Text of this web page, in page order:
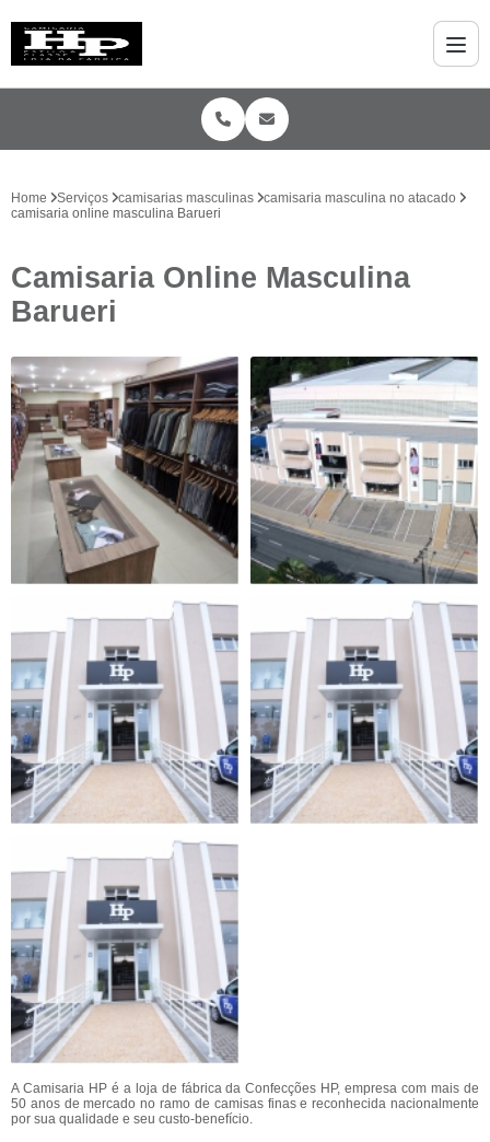
Home Serviços camisarias masculinas
camisaria masculina no atacado
camisaria online masculina Barueri
Camisaria Online Masculina
Barueri
A Camisaria HP é a loja de fábrica da Confecções HP, empresa com mais de
50 anos de mercado no ramo de camisas finas e reconhecida nacionalmente
por sua qualidade e seu custo-benefício.